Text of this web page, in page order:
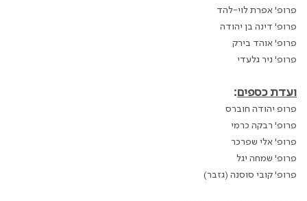
פרופ' אפרת לוי-להד
פרופ' דינה בן יהודה
פרופ' אוהד בירק
פרופ' ניר גלעדי
ועדת כספים:
פרופ יהודה חוברס
פרופ' רבקה כרמי
פרופ' אלי שפרכר
פרופ' שמחה יגל
פרופ' קובי סוסנה (גזבר)